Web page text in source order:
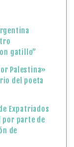
gatillo”
Palestina»
del poeta
Expatriados
por parte de
de